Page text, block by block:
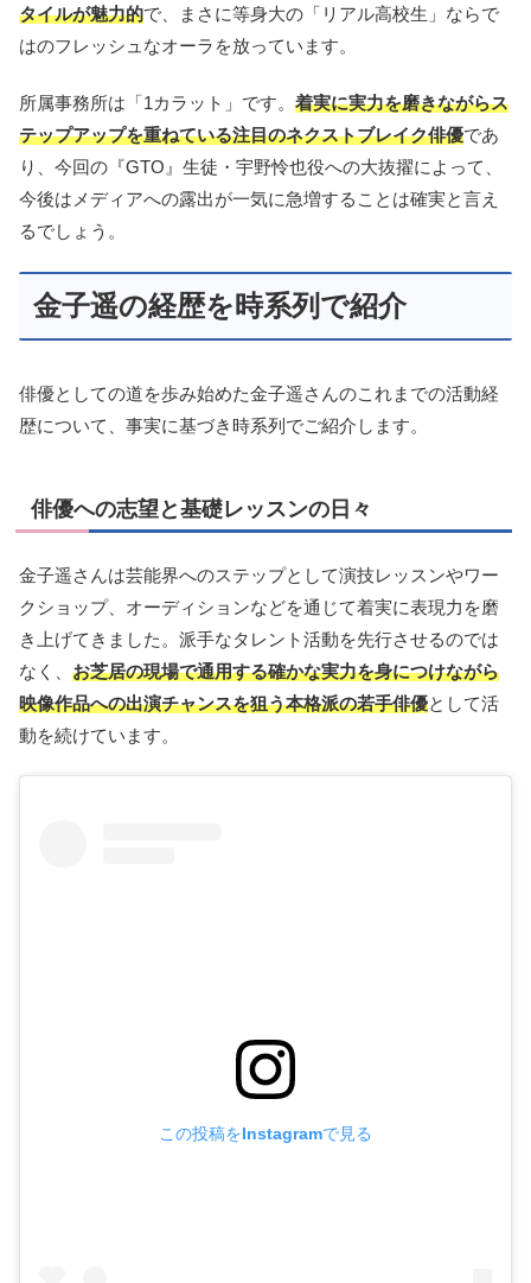
タイルが魅力的で、まさに等身大の「リアル高校生」ならで
はのフレッシュなオーラを放っています。
所属事務所は「1カラット」です。 着実に実力を磨きながらス
テップアップを重ねている注目のネクストブレイク俳優であ
り、今回の『GTO』生徒・宇野怜也役への大抜擢によって、
今後はメディアへの露出が一気に急増することは確実と言え
るでしょう。
金子遥の経歴を時系列で紹介
俳優としての道を歩み始めた金子遥さんのこれまでの活動経
歴について、事実に基づき時系列でご紹介します。
俳優への志望と基礎レッスンの日々
金子遥さんは芸能界へのステップとして演技レッスンやワー
クショップ、オーディションなどを通じて着実に表現力を磨
き上げてきました。派手なタレント活動を先行させるのでは
なく、 お芝居の現場で通用する確かな実力を身につけながら
映像作品への出演チャンスを狙う本格派の若手俳優として活
動を続けています。
この投稿をInstagramで見る